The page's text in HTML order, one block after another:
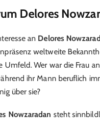
Delores
an Delores
weltweite
Umfeld. Wer war die Frau
ihr Mann beruflich
über sie?
Nowzaradan steht